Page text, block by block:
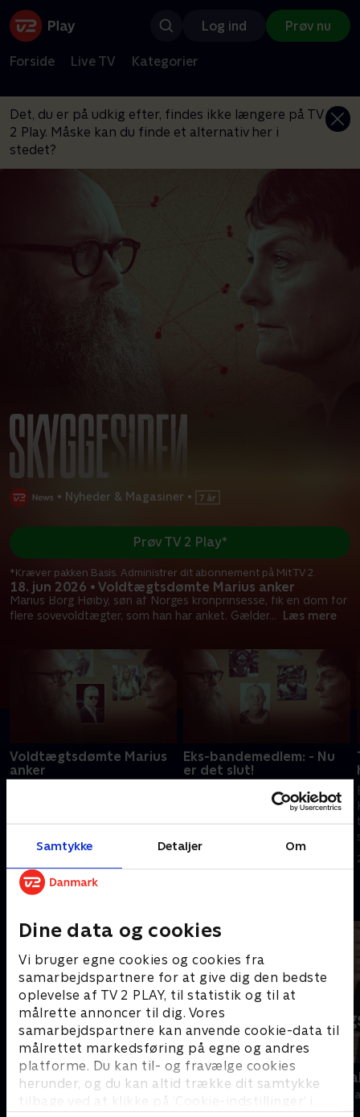
Samtykke Detaljer Om
Dine data og cookies
Vi bruger egne cookies og cookies fra
samarbejdspartnere for at give dig den bedste
oplevelse af TV 2 PLAY, til statistik og til at
målrette annoncer til dig. Vores
samarbejdspartnere kan anvende cookie-data til
målrettet markedsføring på egne og andres
platforme. Du kan til- og fravælge cookies
herunder, og du kan altid trække dit samtykke
tilbage ved at klikke på ’Cookie-indstillinger’ i
Log ind Prøv nu
Forside Live TV Kategorier
Det, du er på udkig efter, findes ikke længere på TV
2 Play. Måske kan du finde et alternativ her i
stedet?
• Nyheder & Magasiner •
18. jun 2026 • Voldtægtsdømte Marius anker
Marius Borg Høiby, søn af Norges kronprinsesse, fik en dom for
flere sovevoldtægter, som han har anket. Gælder... Læs mere
Prøv TV 2 Play*
*Kræver pakken Basis. Administrer dit abonnement på Mit TV 2.
Voldtægtsdømte Marius
anker
dom for flere sovevoldtægter,
særlige regler for
kongefamilien?
Eks-bandemedlem: - Nu
er det slut!
Mike var højtstående medlem
af den forbudte bande LTF. Nu
er han i fængsel og vil ud af
med ham om drømmen om et
helt almindeligt liv.
Andre så også
Kampen om USA
Nyheder & Magasiner Nyheder &